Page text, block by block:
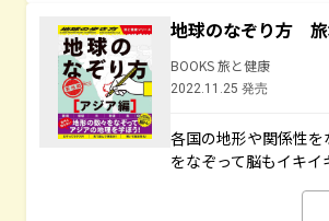
地球のなぞり方
BOOKS 旅と健康
2022.11.25 発売
各国の地形や関係性
をなぞって脳もイキイ